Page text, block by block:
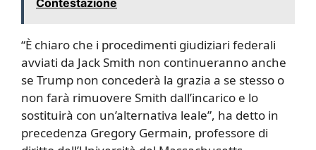
“È chiaro che i procedimenti giudiziari federali
avviati da Jack Smith non continueranno anche
se Trump non concederà la grazia a se stesso o
non farà rimuovere Smith dall’incarico e lo
sostituirà con un’alternativa leale”, ha detto in
precedenza Gregory Germain, professore di